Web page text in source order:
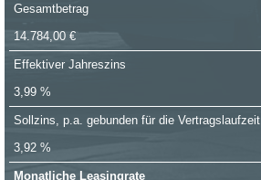
Gesamtbetrag
14.784,00 €
Effektiver Jahreszins
3,99 %
Sollzins, p.a. gebunden für die Vertragslaufzeit
3,92 %
Monatliche Leasingrate